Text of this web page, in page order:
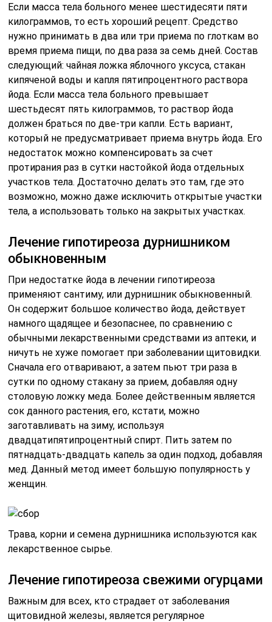
Если масса тела больного менее шестидесяти пяти
килограммов, то есть хороший рецепт. Средство
нужно принимать в два или три приема по глоткам во
время приема пищи, по два раза за семь дней. Состав
следующий: чайная ложка яблочного уксуса, стакан
кипяченой воды и капля пятипроцентного раствора
йода. Если масса тела больного превышает
шестьдесят пять килограммов, то раствор йода
должен браться по две-три капли. Есть вариант,
который не предусматривает приема внутрь йода. Его
недостаток можно компенсировать за счет
протирания раз в сутки настойкой йода отдельных
участков тела. Достаточно делать это там, где это
возможно, можно даже исключить открытые участки
тела, а использовать только на закрытых участках.
Лечение гипотиреоза дурнишником
обыкновенным
При недостатке йода в лечении гипотиреоза
применяют сантиму, или дурнишник обыкновенный.
Он содержит большое количество йода, действует
намного щадящее и безопаснее, по сравнению с
обычными лекарственными средствами из аптеки, и
ничуть не хуже помогает при заболевании щитовидки.
Сначала его отваривают, а затем пьют три раза в
сутки по одному стакану за прием, добавляя одну
столовую ложку меда. Более действенным является
сок данного растения, его, кстати, можно
заготавливать на зиму, используя
двадцатипятипроцентный спирт. Пить затем по
пятнадцать-двадцать капель за один подход, добавляя
мед. Данный метод имеет большую популярность у
женщин.
Трава, корни и семена дурнишника используются как
лекарственное сырье.
Лечение гипотиреоза свежими огурцами
Важным для всех, кто страдает от заболевания
щитовидной железы, является регулярное